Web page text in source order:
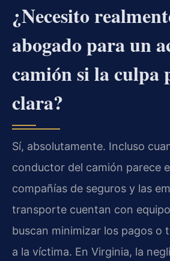
¿Necesito
abogado para un
camión si la culpa
clara?
Sí, absolutamente. Incluso
conductor del camión parece
compañías de seguros y las
transporte cuentan con
buscan minimizar los pagos o
a la víctima. En Virginia, la